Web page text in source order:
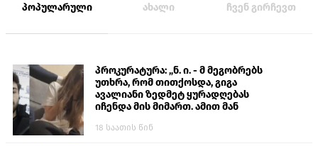
პოპულარული ახალი ჩვენ გირჩევთ
პროკურატურა: „ნ. ი. - მ მეგობრებს
უთხრა, რომ თითქოსდა, გიგა
ავალიანი ზედმეტ ყურადღებას
იჩენდა მის მიმართ. ამით მან
თავს დასხმოდა გიგა ავალიანს“
18 საათის წინ